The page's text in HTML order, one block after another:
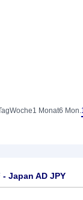
Woche1 Monat6 Mon.
Japan AD JPY